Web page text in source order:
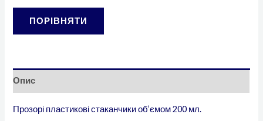
ПОРІВНЯТИ
Опис
Прозорі пластикові стаканчики об’ємом 200 мл.